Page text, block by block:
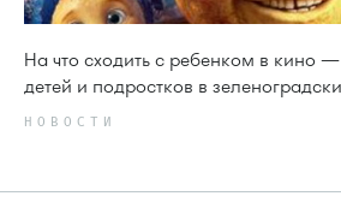
На что сходить с ребенком в кино
детей и подростков в
НОВОСТИ